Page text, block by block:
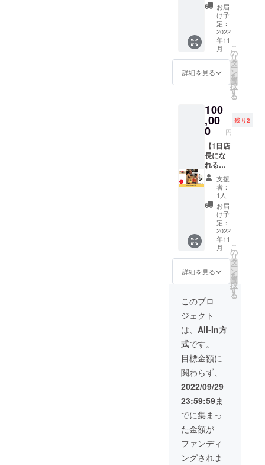
く場合
があり
ます。
お断り
させて
いただ
いた場
合にお
かねま
す。
※2022
から1年
間掲載
いたし
ます。
ンクパ
ス適用
は1日1
杯で
す。
※2022
年11月
から1年
してく
ださ
い。
明け」
店内の
お酒が
なん
と、1年
間飲み
放題！
ぜひ、
いつで
立ち寄
りくだ
さい。
※森伊蔵
のドリ
ンクパ
ス適用
は1日1
杯で
す。
※2022
年11月
から1年
以内に
ご利用
を開始
してく
ださ
い。
お届
け予
定：
2022
年11
月
詳細を見る
こ
の
リ
タ
ー
ン
を
選
択
す
る
100
,00
0 円
残り2
【1日店
長にな
れる
権】
「うな
ぎの夜
明け」
の1日店
長に
なって
みませ
んか？
活気あ
ふれる
お店
リー
ダー
シップ
を発揮
してく
ださ
い！ 業
務時間6
時間程
度、店
舗内に
て会計
処理や
オー
ダー受
付等店
舗内で
の簡単
支援
者：
1人
お届
け予
定：
2022
年11
月
詳細を見る
こ
の
リ
タ
ー
ン
を
選
択
す
る
このプロ
ジェクト
は、 All-In方
式です。
目標金額に
関わらず、
2022/09/29
23:59:59ま
でに集まっ
た金額が
ファンディ
ングされま